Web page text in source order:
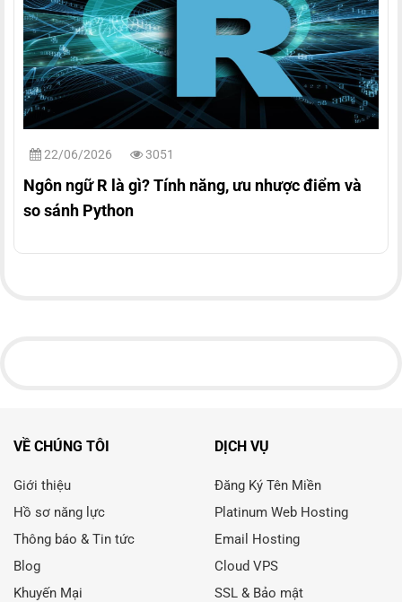
22/06/2026 3051
Ngôn ngữ R là gì? Tính năng, ưu nhược điểm và
so sánh Python
VỀ CHÚNG TÔI
Giới thiệu
Hồ sơ năng lực
Thông báo & Tin tức
Blog
Khuyến Mại
DỊCH VỤ
Đăng Ký Tên Miền
Platinum Web Hosting
Email Hosting
Cloud VPS
SSL & Bảo mật